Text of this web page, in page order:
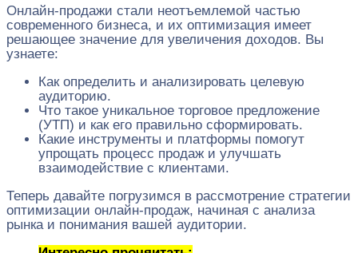
Онлайн-продажи стали неотъемлемой частью
современного бизнеса, и их оптимизация имеет
решающее значение для увеличения доходов. Вы
узнаете:
Как определить и анализировать целевую
аудиторию.
Что такое уникальное торговое предложение
(УТП) и как его правильно сформировать.
Какие инструменты и платформы помогут
упрощать процесс продаж и улучшать
взаимодействие с клиентами.
Теперь давайте погрузимся в рассмотрение стратегии
оптимизации онлайн-продаж, начиная с анализа
рынка и понимания вашей аудитории.